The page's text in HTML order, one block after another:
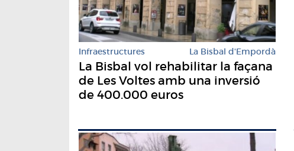
Infraestructures La Bisbal d'Empordà
La Bisbal vol rehabilitar la façana
de Les Voltes amb una inversió
de 400.000 euros